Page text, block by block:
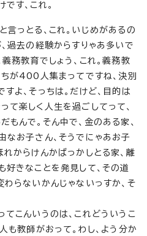
す、これ。
言っとる、これ。いじめがあるの
過去の経験からすりゃあ多いで
務教育でしょう、これ。義務教
が400人集まってですね、決別
よ、そっちは。だけど、目的は
て楽しく人生を過ごしてって、
んで。そん中で、金のある家、
なお子さん、そうでにゃあお子
れからけんかばっかしとる家、離
好きなことを発見して、その道
わらないかんじゃないっすか、そ
てこんいうのは、これどういうこ
も教師がおって。わし、よう分か